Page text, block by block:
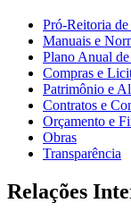
Pró-Reitoria
Manuais e
Plano Anual
Compras e
Patrimônio e
Contratos e
Orçamento e
Obras
Transparência
Relações